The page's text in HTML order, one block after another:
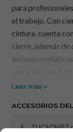
para
el trabajo. Con
cintura, cuenta
cierre, además
botones
mayor seguridad,
rápido en color
aplicación de
Leer más
ACCESORIOS